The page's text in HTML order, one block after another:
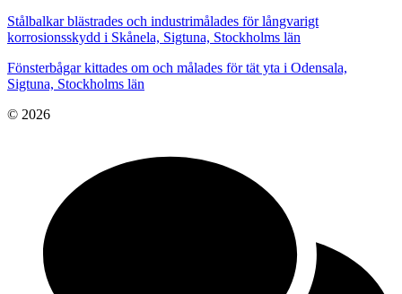
Stålbalkar blästrades och industrimålades för långvarigt
korrosionsskydd i Skånela, Sigtuna, Stockholms län
Fönsterbågar kittades om och målades för tät yta i Odensala,
Sigtuna, Stockholms län
© 2026